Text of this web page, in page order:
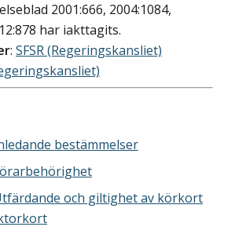
2001:666, 2004:1084,
har iakttagits.
: SFSR (Regeringskansliet)
bestämmelser
och giltighet av körkort